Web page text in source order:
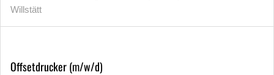
Willstätt
Offsetdrucker (m/w/d)